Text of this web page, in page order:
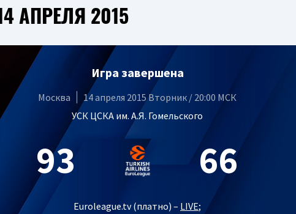
АПРЕЛЯ 2015
Игра завершена
Москва
14 апреля 2015 Вторник / 20:00 МСК
УСК ЦСКА им. А.Я. Гомельского
93 66
Euroleague.tv (платно) – LIVE;